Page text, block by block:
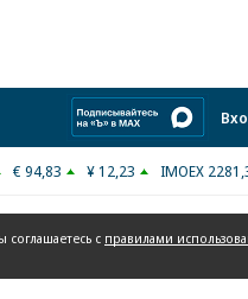
€ 94,83 ¥ 12,23 IMOEX
соглашаетесь с правилами